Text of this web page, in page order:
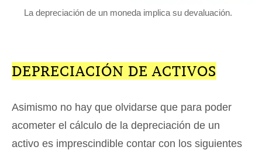
La depreciación de un moneda implica su devaluación.
DEPRECIACIÓN DE ACTIVOS
Asimismo no hay que olvidarse que para poder
acometer el cálculo de la depreciación de un
activo es imprescindible contar con los siguientes